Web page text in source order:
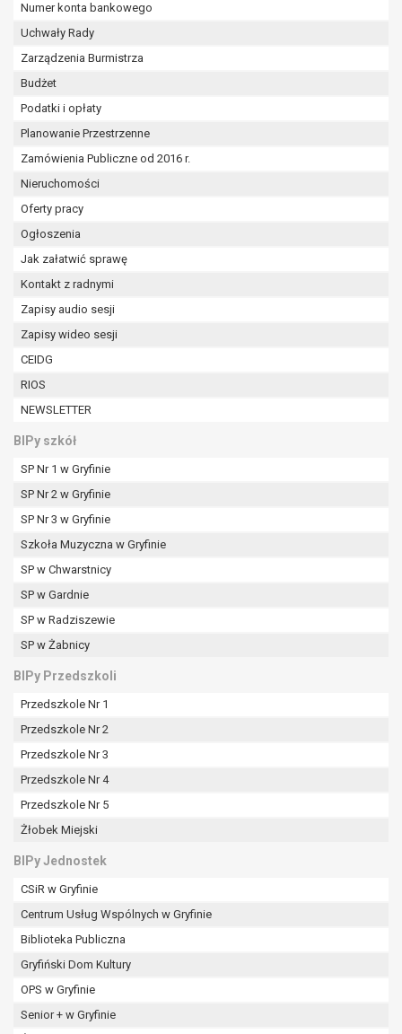
Numer konta bankowego
Uchwały Rady
Zarządzenia Burmistrza
Budżet
Podatki i opłaty
Planowanie Przestrzenne
Zamówienia Publiczne od 2016 r.
Nieruchomości
Oferty pracy
Ogłoszenia
Jak załatwić sprawę
Kontakt z radnymi
Zapisy audio sesji
Zapisy wideo sesji
CEIDG
RIOS
NEWSLETTER
BIPy szkół
SP Nr 1 w Gryfinie
SP Nr 2 w Gryfinie
SP Nr 3 w Gryfinie
Szkoła Muzyczna w Gryfinie
SP w Chwarstnicy
SP w Gardnie
SP w Radziszewie
SP w Żabnicy
BIPy Przedszkoli
Przedszkole Nr 1
Przedszkole Nr 2
Przedszkole Nr 3
Przedszkole Nr 4
Przedszkole Nr 5
Żłobek Miejski
BIPy Jednostek
CSiR w Gryfinie
Centrum Usług Wspólnych w Gryfinie
Biblioteka Publiczna
Gryfiński Dom Kultury
OPS w Gryfinie
Senior + w Gryfinie